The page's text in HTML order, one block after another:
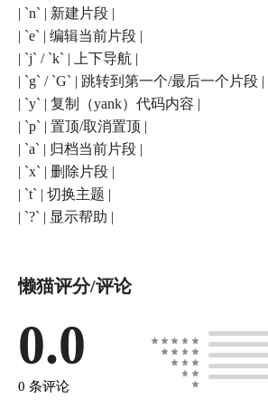
| `n` | 新建片段 |
| `e` | 编辑当前片段 |
| `j` / `k` | 上下导航 |
| `g` / `G` | 跳转到第一个/最后一个片段 |
| `y` | 复制（yank）代码内容 |
| `p` | 置顶/取消置顶 |
| `a` | 归档当前片段 |
| `x` | 删除片段 |
| `t` | 切换主题 |
| `?` | 显示帮助 |
懒猫评分/评论
0.0
0 条评论